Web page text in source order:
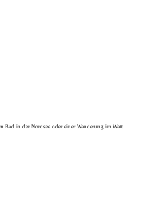
in der Nordsee oder einer Wanderung im Watt